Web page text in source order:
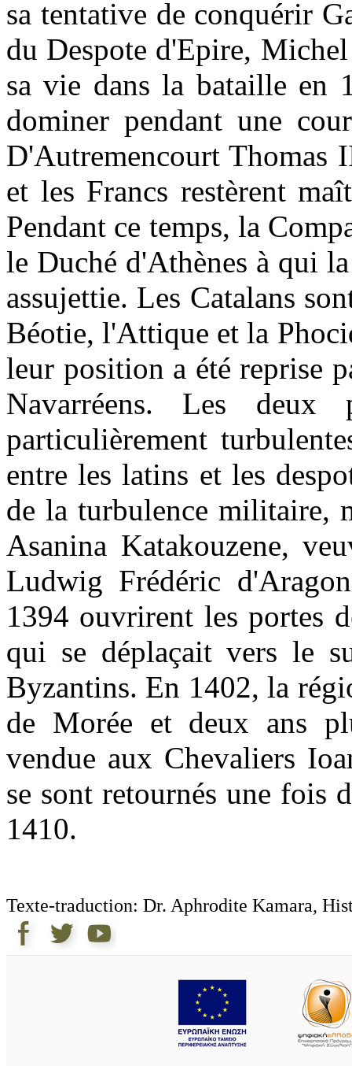
sa tentative de conquérir
du Despote d'Epire,
sa vie dans la bataille en
dominer pendant une
D'Autremencourt Thomas
et les Francs restèrent
Pendant ce temps, la
le Duché d'Athènes à qui
assujettie. Les Catalans
Béotie, l'Attique et la
leur position a été reprise
Navarréens. Les deux
particulièrement
entre les latins et les
de la turbulence militaire,
Asanina Katakouzene,
Ludwig Frédéric
1394 ouvrirent les portes
qui se déplaçait vers le
Byzantins. En 1402, la
de Morée et deux ans
vendue aux Chevaliers
se sont retournés une fois
1410.
Texte-traduction: Dr. Aphrodite Kamara,